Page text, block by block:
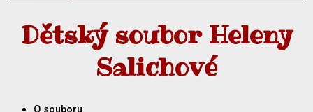
Dětský soubor Heleny
Salichové